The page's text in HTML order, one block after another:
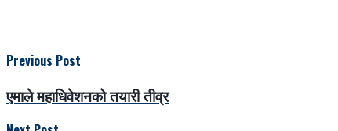
Previous Post
एमाले महाधिवेशनको तयारी तीव्र